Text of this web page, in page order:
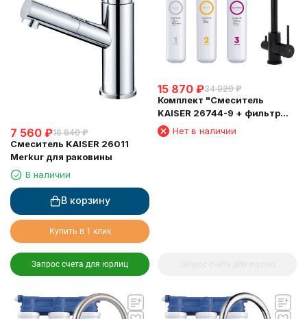
7 560 ₽16 640 ₽
Смеситель KAISER 26011
Merkur для раковины
В наличии
В корзину
Купить в 1 клик
Запрос счета для юрлиц
15 870 ₽34 920 ₽
Комплект "Cмеситель
KAISER 26744-9 + фильтр
Барьер"
Нет в наличии